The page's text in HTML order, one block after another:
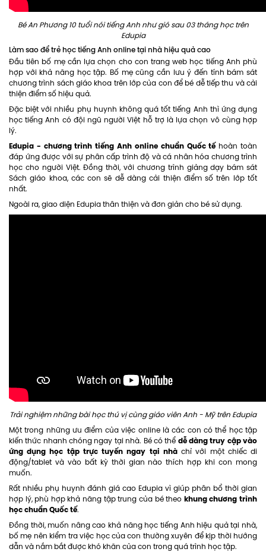
Bé An Phương 10 tuổi nói tiếng Anh như gió sau 03 tháng học trên
Edupia
Làm sao để trẻ học tiếng Anh online tại nhà hiệu quả cao
Đầu tiên bố mẹ cần lựa chọn cho con trang web học tiếng Anh phù
hợp với khả năng học tập. Bố mẹ cũng cần lưu ý đến tính bám sát
chương trình sách giáo khoa trên lớp của con để bé dễ tiếp thu và cải
thiện điểm số hiệu quả.
Đặc biệt với nhiều phụ huynh không quá tốt tiếng Anh thì ứng dụng
học tiếng Anh có đội ngũ người Việt hỗ trợ là lựa chọn vô cùng hợp
lý.
Edupia - chương trình tiếng Anh online chuẩn Quốc tếhoàn toàn
đáp ứng được với sự phân cấp trình độ và cá nhân hóa chương trình
học cho người Việt. Đồng thời, với chương trình giảng dạy bám sát
Sách giáo khoa, các con sẽ dễ dàng cải thiện điểm số trên lớp tốt
nhất.
Ngoài ra, giao diện Edupia thân thiện và đơn giản cho bé sử dụng.
Trải nghiệm những bài học thú vị cùng giáo viên Anh - Mỹ trên Edupia
Một trong những ưu điểm của việc online là các con có thể học tập
kiến thức nhanh chóng ngay tại nhà. Bé có thể dễ dàng truy cập vào
ứng dụng học tập trực tuyến ngay tại nhàchỉ với một chiếc di
động/tablet và vào bất kỳ thời gian nào thích hợp khi con mong
muốn.
Rất nhiều phụ huynh đánh giá cao Edupia vì giúp phân bổ thời gian
hợp lý, phù hợp khả năng tập trung của bé theo khung chương trình
học chuẩn Quốc tế.
Đồng thời, muốn nâng cao khả năng học tiếng Anh hiệu quả tại nhà,
bố mẹ nên kiểm tra việc học của con thường xuyên để kịp thời hướng
dẫn và nắm bắt được khó khăn của con trong quá trình học tập.